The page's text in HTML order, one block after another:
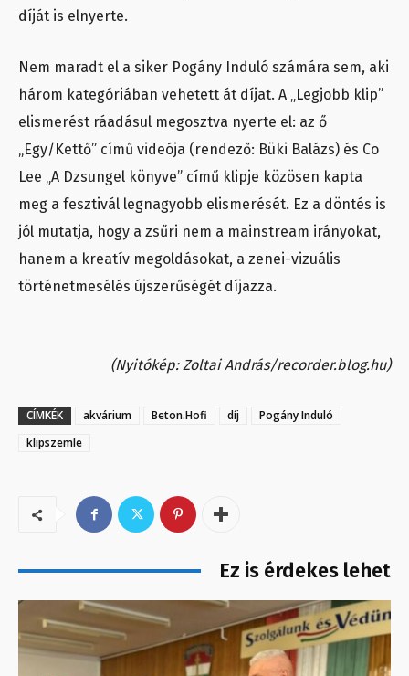
díját is elnyerte.
Nem maradt el a siker Pogány Induló számára sem, aki
három kategóriában vehetett át díjat. A „Legjobb klip”
elismerést ráadásul megosztva nyerte el: az ő
„Egy/Kettő” című videója (rendező: Büki Balázs) és Co
Lee „A Dzsungel könyve” című klipje közösen kapta
meg a fesztivál legnagyobb elismerését. Ez a döntés is
jól mutatja, hogy a zsűri nem a mainstream irányokat,
hanem a kreatív megoldásokat, a zenei-vizuális
történetmesélés újszerűségét díjazza.
(Nyitókép: Zoltai András/recorder.blog.hu)
CÍMKÉK akvárium Beton.Hofi díj
Pogány Induló
klipszemle
Ez is érdekes lehet